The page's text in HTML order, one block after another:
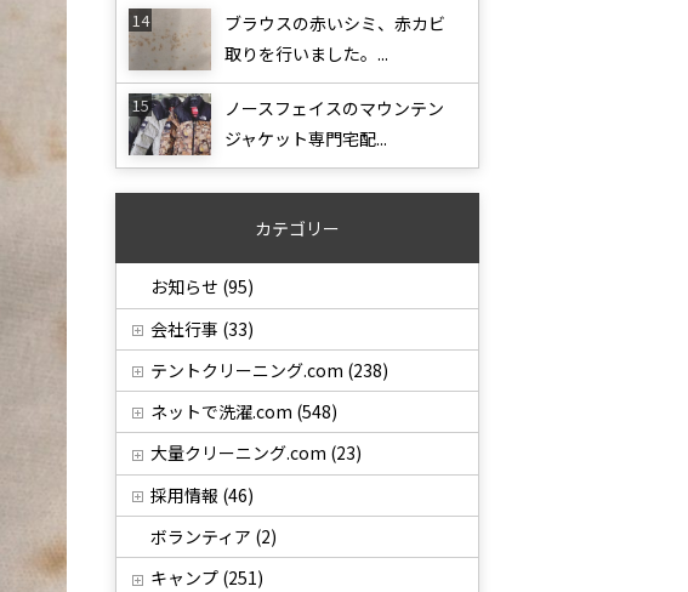
ブラウスの赤いシミ、赤カビ
取りを行いました。...
ノースフェイスのマウンテン
ジャケット専門宅配...
カテゴリー
お知らせ (95)
会社行事 (33)
テントクリーニング.com (238)
ネットで洗濯.com (548)
大量クリーニング.com (23)
採用情報 (46)
ボランティア (2)
キャンプ (251)